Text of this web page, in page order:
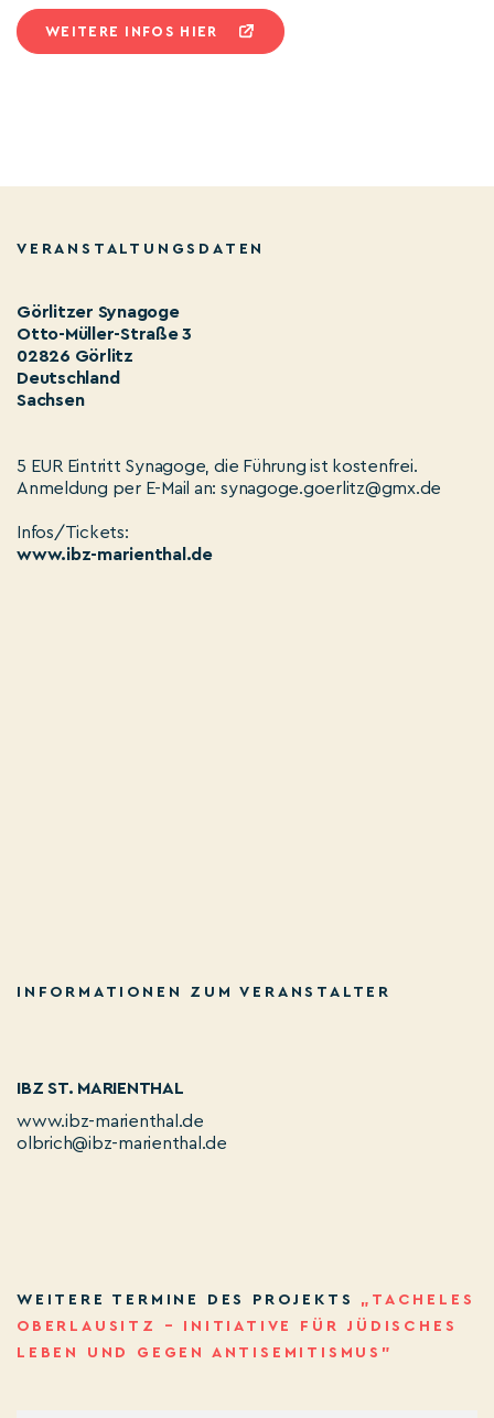
WEITERE INFOS HIER
VERANSTALTUNGSDATEN
Görlitzer Synagoge
Otto-Müller-Straße 3
02826 Görlitz
Deutschland
Sachsen
5 EUR Eintritt Synagoge, die Führung ist kostenfrei.
Anmeldung per E-Mail an: synagoge.goerlitz@gmx.de
Infos/Tickets:
www.ibz-marienthal.de
INFORMATIONEN ZUM VERANSTALTER
IBZ ST. MARIENTHAL
www.ibz-marienthal.de
olbrich@ibz-marienthal.de
WEITERE TERMINE DES PROJEKTS „TACHELES
OBERLAUSITZ – INITIATIVE FÜR JÜDISCHES
LEBEN UND GEGEN ANTISEMITISMUS”